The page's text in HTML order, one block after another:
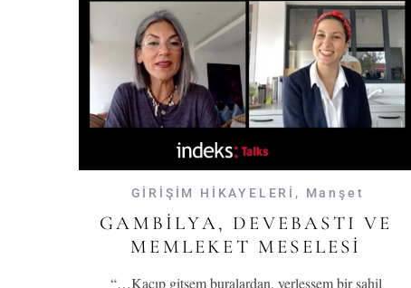
GİRİŞİM HİKAYELERİ , Manşet
GAMBILYA, DEVEBASTI VE
MEMLEKET MESELESI
“…Kaçıp gitsem buralardan, yerleşsem bir sahil